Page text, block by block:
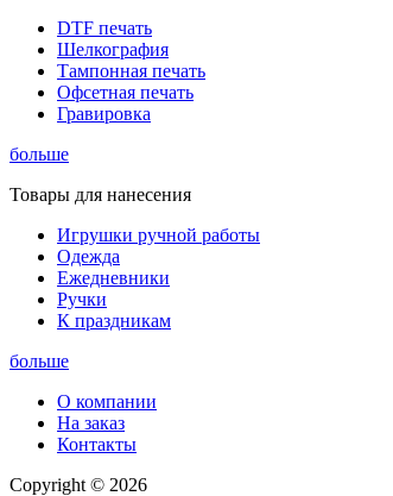
DTF печать
Шелкография
Тампонная печать
Офсетная печать
Гравировка
больше
Товары для нанесения
Игрушки ручной работы
Одежда
Ежедневники
Ручки
К праздникам
больше
О компании
На заказ
Контакты
Copyright © 2026